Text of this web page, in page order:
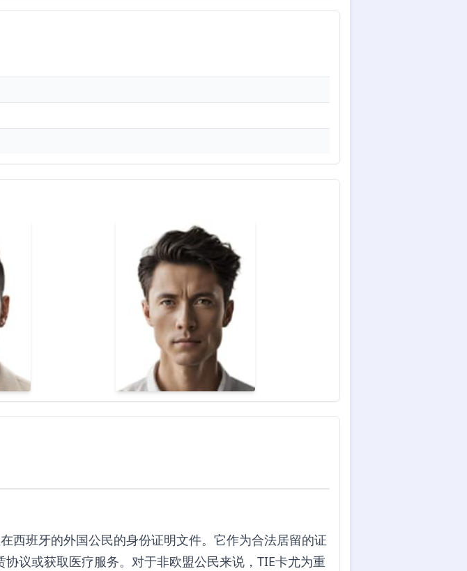
班牙的外国公民的身份证明文件。它作为合法居留的证
议或获取医疗服务。对于非欧盟公民来说，TIE卡尤为重